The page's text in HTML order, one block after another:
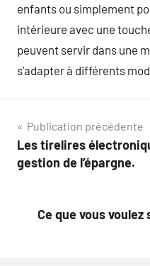
enfants ou simplement
intérieure avec une
peuvent servir dans une
s’adapter à différents
Navigation
de
Publication précédente
Les tirelires
gestion de l’épargne.
Ce que vous